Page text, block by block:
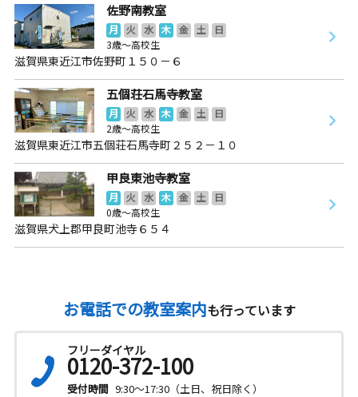
佐野南教室
月 火 水 木 金 土
日
3歳～高校生
滋賀県東近江市佐野町１５０－６
五個荘石馬寺教室
月 火 水 木 金 土
日
2歳～高校生
滋賀県東近江市五個荘石馬寺町２５２－１０
甲良東池寺教室
月 火 水 木 金 土
日
0歳～高校生
滋賀県犬上郡甲良町池寺６５４
お電話での教室案内も行っています
フリーダイヤル
0120-372-100
受付時間 9:30～17:30（土日、祝日除く）